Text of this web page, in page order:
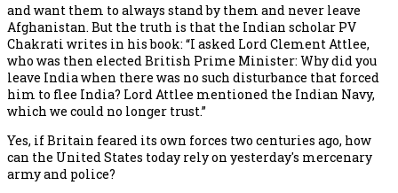
and want them to always stand by them and never leave
Afghanistan. But the truth is that the Indian scholar PV
Chakrati writes in his book: “I asked Lord Clement Attlee,
who was then elected British Prime Minister: Why did you
leave India when there was no such disturbance that forced
him to flee India? Lord Attlee mentioned the Indian Navy,
which we could no longer trust.”
Yes, if Britain feared its own forces two centuries ago, how
can the United States today rely on yesterday's mercenary
army and police?